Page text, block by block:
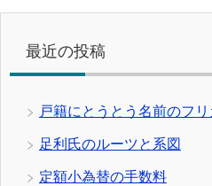
最近の投稿
戸籍にとうとう名前のフ
足利氏のルーツと系図
定額小為替の手数料